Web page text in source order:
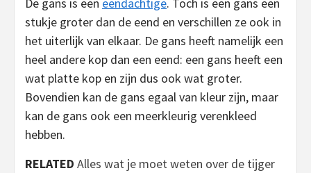
De gans is een eendachtige. Toch is een gans een
stukje groter dan de eend en verschillen ze ook in
het uiterlijk van elkaar. De gans heeft namelijk een
heel andere kop dan een eend: een gans heeft een
wat platte kop en zijn dus ook wat groter.
Bovendien kan de gans egaal van kleur zijn, maar
kan de gans ook een meerkleurig verenkleed
hebben.
RELATED Alles wat je moet weten over de tijger